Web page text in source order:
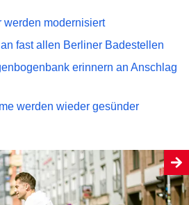
werden modernisiert
fast allen Berliner Badestellen
erinnern an Anschlag
werden wieder gesünder